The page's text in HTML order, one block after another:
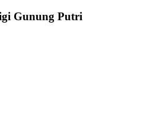
Gunung Putri